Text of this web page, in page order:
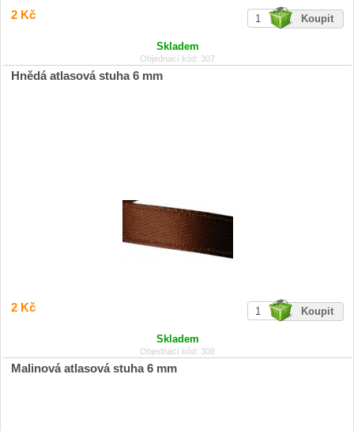
2 Kč
Skladem
Objednací kód: 307
Hnědá atlasová stuha 6 mm
2 Kč
Skladem
Objednací kód: 308
Malinová atlasová stuha 6 mm